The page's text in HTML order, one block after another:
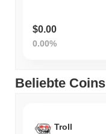
$0.00
0.00%
Beliebte Coins
Troll